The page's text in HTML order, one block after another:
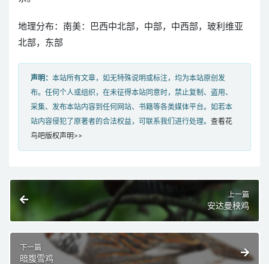
地理分布：南美：巴西中北部，中部，中西部，玻利维亚
北部，东部
声明： 本站所有文章，如无特殊说明或标注，均为本站原创发
布。任何个人或组织，在未征得本站同意时，禁止复制、盗用、
采集、发布本站内容到任何网站、书籍等各类媒体平台。如若本
站内容侵犯了原著者的合法权益，可联系我们进行处理。 查看花
鸟吧版权声明>>
上一篇
安达曼秧鸡
下一篇
暗腹雪鸡